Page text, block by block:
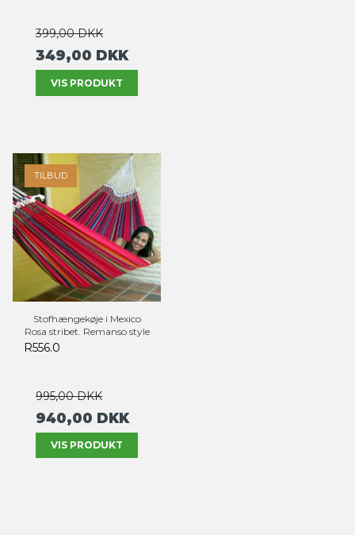
399,00 DKK
349,00 DKK
VIS PRODUKT
TILBUD
Stofhængekøje i Mexico
Rosa stribet. Remanso style
R556.0
995,00 DKK
940,00 DKK
VIS PRODUKT